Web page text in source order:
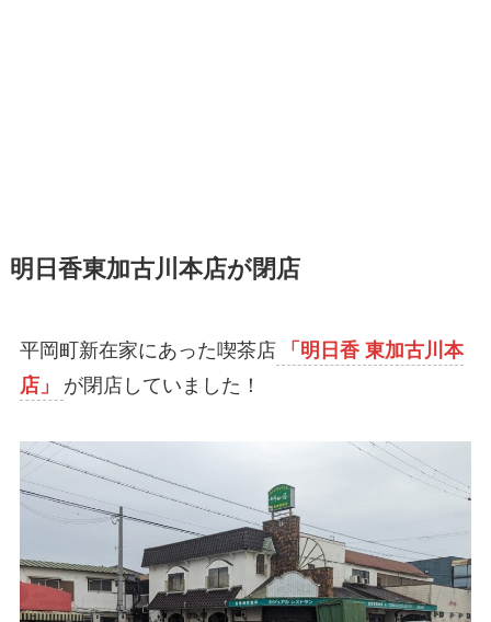
明日香東加古川本店が閉店
平岡町新在家にあった喫茶店
「明日香 東加古川本
店」
が閉店していました！